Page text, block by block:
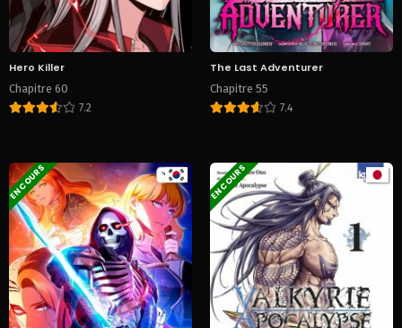
Hero Killer
Chapitre 60
7.2
The Last Adventurer
Chapitre 55
7.4
EN COURS EN COURS